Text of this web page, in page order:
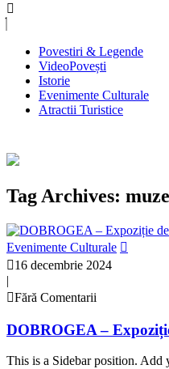
Povestiri & Legende
VideoPovești
Istorie
Evenimente Culturale
Atractii Turistice
Tag Archives:
Evenimente Culturale
16 decembrie 2024
|
Fără Comentarii
DOBROGEA –
This is a Sidebar position. Add